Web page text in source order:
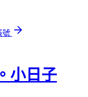
號
小日子